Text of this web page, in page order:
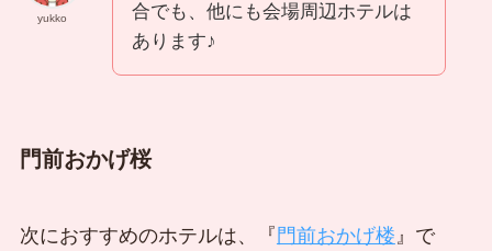
yukko
合でも、他にも会場周辺ホテルは
あります♪
門前おかげ桜
次におすすめのホテルは、『 門前おかげ楼 』で